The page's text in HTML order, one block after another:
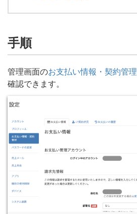
手順
管理画面のお支払い情報・契約管理
確認できます。